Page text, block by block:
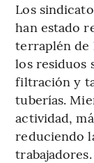
Los
han estado
terraplén de
los residuos
filtración y
tuberías.
actividad,
reduciendo
trabajadores.